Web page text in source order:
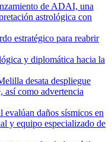
de ADAI, una
astrológica con
estratégico para reabrir
y diplomática hacia la
desata despliegue
como advertencia
daños sísmicos en
y equipo especializado de